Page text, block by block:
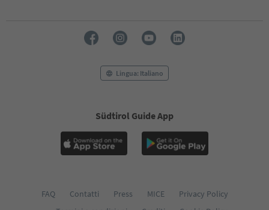
Lingua: Italiano
Südtirol Guide App
FAQ Contatti Press MICE
Privacy Policy